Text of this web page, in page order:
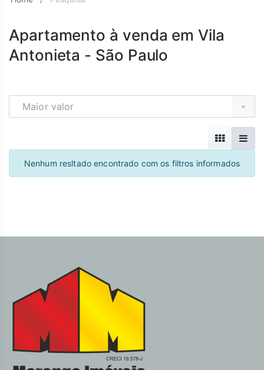
Apartamento à venda em Vila
Antonieta - São Paulo
Maior valor
Nenhum resltado encontrado com os filtros informados